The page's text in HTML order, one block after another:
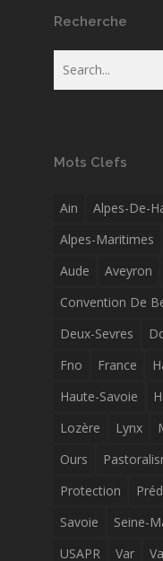
Recherche
Mots Clefs
Ain
Alpes-De-
Alpes-Maritimes
Aude
Aveyron
Convention De
Deux-Sevres
Fno
France
Haute-Savoie
Lozère
Lynx
Ours
Protection
Savoie
Seine-
USAPR
Var